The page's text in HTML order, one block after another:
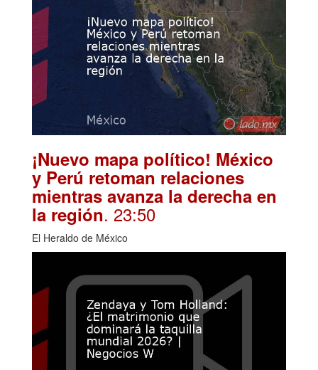
¡Nuevo mapa político! México
y Perú retoman relaciones
mientras avanza la derecha en
la región. 23:50
El Heraldo de México